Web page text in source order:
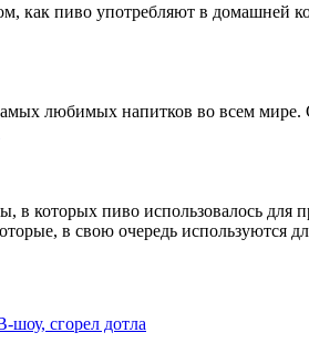
как пиво употребляют в домашней
любимых напитков во всем мире.
которых пиво использовалось для
в свою очередь используются
шоу, сгорел дотла